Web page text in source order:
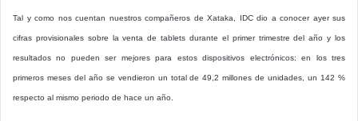
Tal y como nos cuentan nuestros compañeros de Xataka, IDC dio a conocer ayer sus
cifras provisionales sobre la venta de tablets durante el primer trimestre del año y los
resultados no pueden ser mejores para estos dispositivos electrónicos: en los tres
primeros meses del año se vendieron un total de 49,2 millones de unidades, un 142 %
respecto al mismo periodo de hace un año.